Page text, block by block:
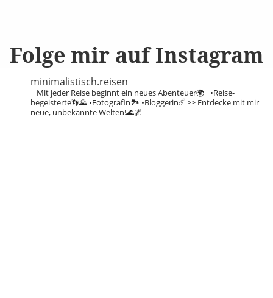
Folge mir auf Instagram
minimalistisch.reisen
~ Mit jeder Reise beginnt ein neues Abenteuer🌍~ •Reise-
begeisterte👣🌄 •Fotografin🏞️ •Bloggerin☄️ >> Entdecke mit mir
neue, unbekannte Welten!🌊🌌